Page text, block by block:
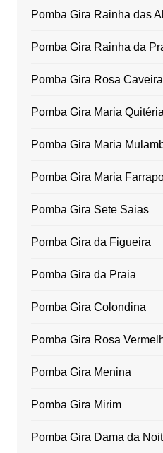
Pomba Gira Rainha das
Pomba Gira Rainha da
Pomba Gira Rosa Caveira
Pomba Gira Maria Quitéria
Pomba Gira Maria
Pomba Gira Maria
Pomba Gira Sete Saias
Pomba Gira da Figueira
Pomba Gira da Praia
Pomba Gira Colondina
Pomba Gira Rosa
Pomba Gira Menina
Pomba Gira Mirim
Pomba Gira Dama da